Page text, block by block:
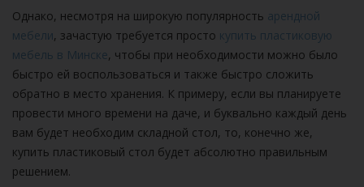
Однако, несмотря на широкую популярность арендной
мебели, зачастую требуется просто купить пластиковую
мебель в Минске, чтобы при необходимости можно было
быстро ей воспользоваться и также быстро сложить
обратно в место хранения. К примеру, если вы планируете
провести много времени на даче, и буквально каждый день
вам будет необходим складной стол, то, конечно же,
купить пластиковый стол будет абсолютно правильным
решением.